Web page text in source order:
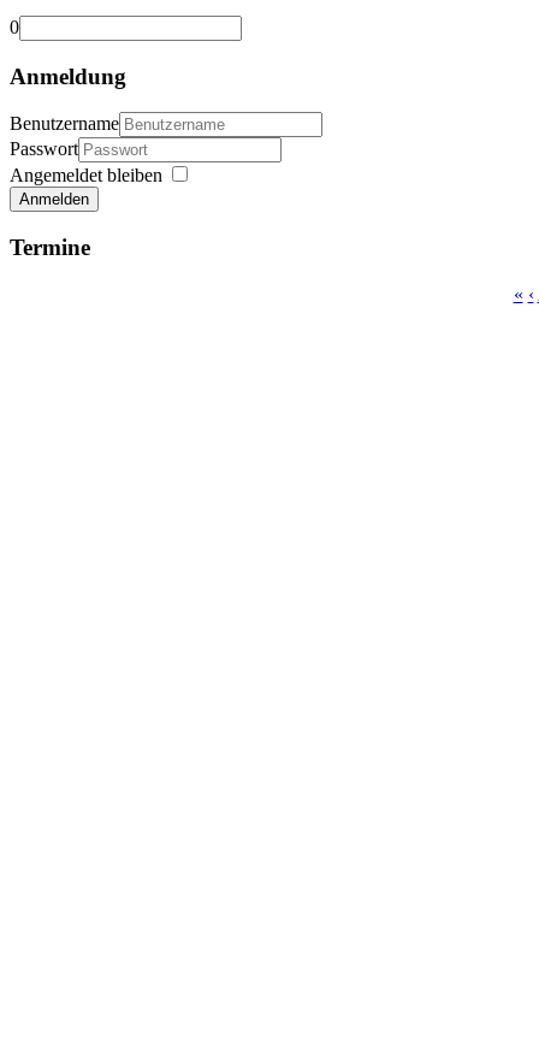
0
Anmeldung
Benutzername
Passwort
Angemeldet bleiben
Anmelden
Termine
« ‹